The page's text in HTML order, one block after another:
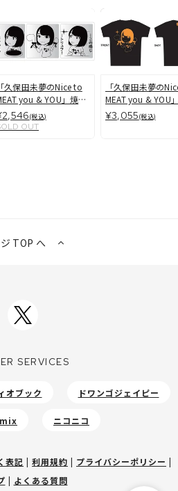
「久保田未夢のNice to
you & YOU」焼肉
仕切り皿(税込)
OUT
「久保田未夢の
MEAT you & YOU
とゆーTシャツA
¥3,055(税込)
TOP へ
SERVICES
オブック ドワンゴジェイピー
ニコニコ
表記 | 利用規約 | プライバシーポリシー |
| よくある質問